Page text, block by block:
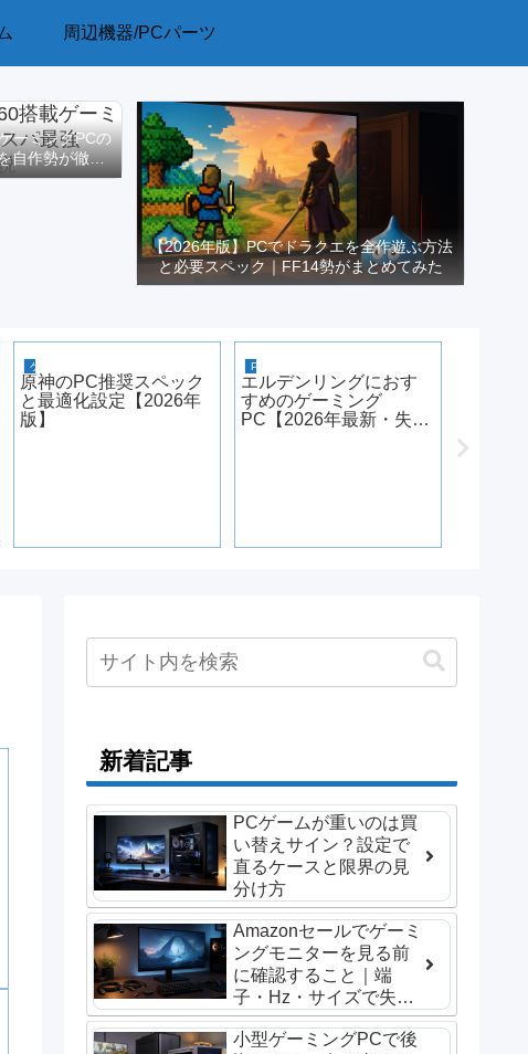
周辺機器/PCパーツ
ーミングPCの
自作勢が徹底
【2026年版】PCでドラクエを全作遊ぶ方法
と必要スペック｜FF14勢がまとめてみた
ゲーミングPC
原神のPC推奨スペック
と最適化設定【2026年
版】
PCゲーム
エルデンリングにおす
すめのゲーミング
PC【2026年最新・失敗
新着記事
PCゲームが重いのは買
い替えサイン？設定で
直るケースと限界の見
分け方
Amazonセールでゲーミ
ングモニターを見る前
に確認すること｜端
子・Hz・サイズで失敗
しない選び方
小型ゲーミングPCで後